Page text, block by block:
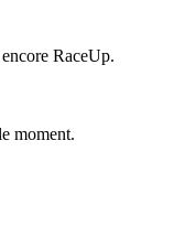
RaceUp.
moment.